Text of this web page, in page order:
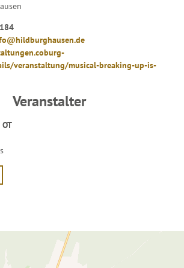
veranstaltung/musical-breaking-up-is-
Veranstalter